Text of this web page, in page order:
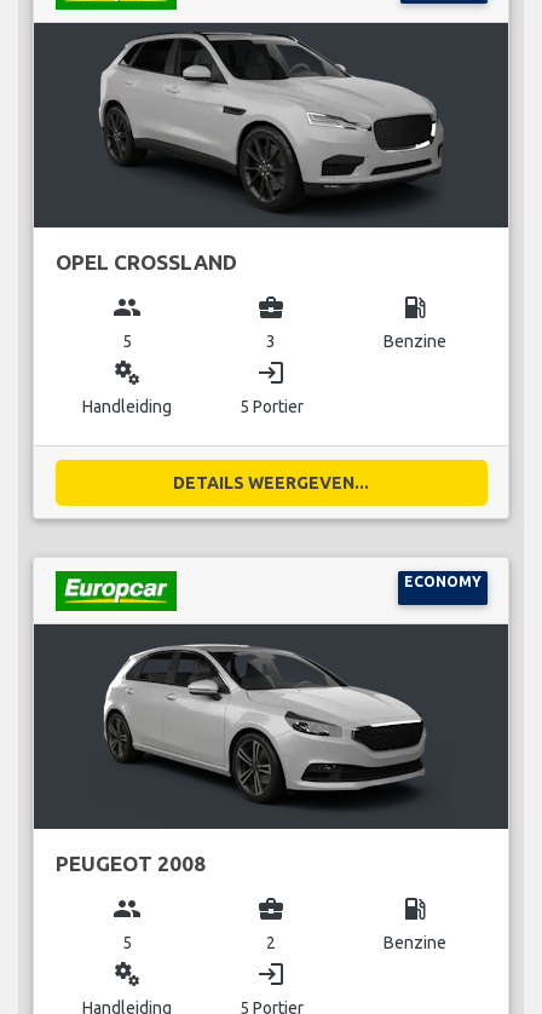
OPEL CROSSLAND
group
5
business_center
3
local_gas_station
Benzine
miscellaneous_services
Handleiding
login
5 Portier
DETAILS WEERGEVEN...
ECONOMY
PEUGEOT 2008
group
5
business_center
2
local_gas_station
Benzine
miscellaneous_services
Handleiding
login
5 Portier